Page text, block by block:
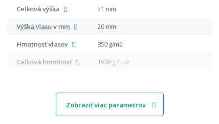
Celková výška
21 mm
Výška vlasu v mm
20 mm
Hmotnosť vlasov
850 g/m2
Celková hmotnosť
1900 g / m2
Zobraziť viac parametrov